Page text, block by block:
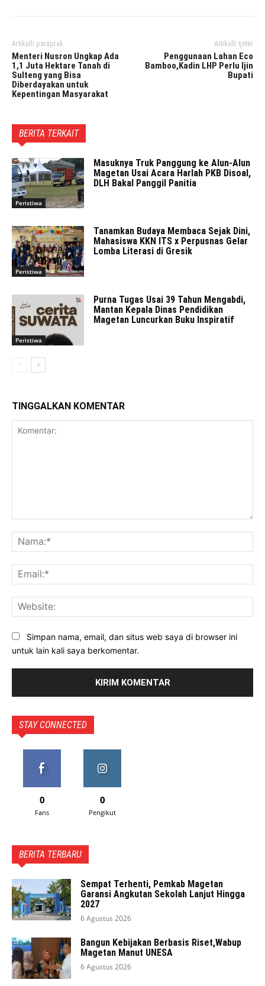
Artikulli paraprak
Menteri Nusron Ungkap Ada
1,1 Juta Hektare Tanah di
Sulteng yang Bisa
Diberdayakan untuk
Kepentingan Masyarakat
Artikulli tjetër
Penggunaan Lahan Eco
Bamboo,Kadin LHP Perlu Ijin
Bupati
BERITA TERKAIT
Peristiwa
Masuknya Truk Panggung ke Alun-Alun
Magetan Usai Acara Harlah PKB Disoal,
DLH Bakal Panggil Panitia
Peristiwa
Tanamkan Budaya Membaca Sejak Dini,
Mahasiswa KKN ITS x Perpusnas Gelar
Lomba Literasi di Gresik
Peristiwa
Purna Tugas Usai 39 Tahun Mengabdi,
Mantan Kepala Dinas Pendidikan
Magetan Luncurkan Buku Inspiratif
TINGGALKAN KOMENTAR
Simpan nama, email, dan situs web saya di browser ini
untuk lain kali saya berkomentar.
STAY CONNECTED
0
Fans
0
Pengikut
BERITA TERBARU
Sempat Terhenti, Pemkab Magetan
Garansi Angkutan Sekolah Lanjut Hingga
2027
6 Agustus 2026
Bangun Kebijakan Berbasis Riset,Wabup
Magetan Manut UNESA
6 Agustus 2026